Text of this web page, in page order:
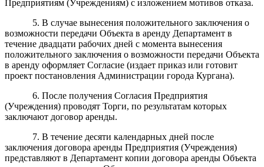
Предприятиям (Учреждениям) с изложением мотивов отказа.
5. В случае вынесения положительного заключения о
возможности передачи Объекта в аренду Департамент в
течение двадцати рабочих дней с момента вынесения
положительного заключения о возможности передачи Объекта
в аренду оформляет Согласие (издает приказ или готовит
проект постановления Администрации города Кургана).
6. После получения Согласия Предприятия
(Учреждения) проводят Торги, по результатам которых
заключают договор аренды.
7. В течение десяти календарных дней после
заключения договора аренды Предприятия (Учреждения)
представляют в Департамент копии договора аренды Объекта